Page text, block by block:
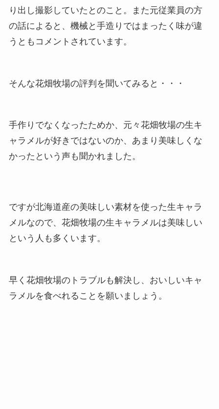
り出し撮影していたとのこと。また元従業員の方
の話によると、機械と手造りではまったく味が違
うともコメントされています。
そんな花畑牧場の評判を聞いてみると・・・
手作りでなくなったためか、元々花畑牧場の生キ
ャラメルが好きではないのか、あまり美味しくな
かったという声も聞かれました。
ですが北海道産の美味しい素材を使った生キャラ
メルなので、花畑牧場の生キャラメルは美味しい
という人も多くいます。
早く花畑牧場のトラブルも解決し、おいしいキャ
ラメルを食べれることを願いましょう。